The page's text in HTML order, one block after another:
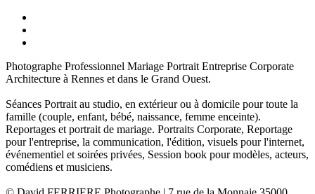
Photographe Professionnel Mariage Portrait Entreprise Corporate
Architecture à Rennes et dans le Grand Ouest.
Séances Portrait au studio, en extérieur ou à domicile pour toute la
famille (couple, enfant, bébé, naissance, femme enceinte).
Reportages et portrait de mariage. Portraits Corporate, Reportage
pour l'entreprise, la communication, l'édition, visuels pour l'internet,
événementiel et soirées privées, Session book pour modèles, acteurs,
comédiens et musiciens.